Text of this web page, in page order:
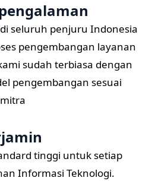
seluruh penjuru Indonesia
pengembangan layanan
sudah terbiasa dengan
pengembangan sesuai
tinggi untuk setiap
Informasi Teknologi.